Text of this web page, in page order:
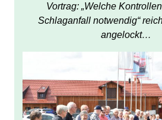
Vortrag: „Welche
Schlaganfall notwendig“
angelockt…